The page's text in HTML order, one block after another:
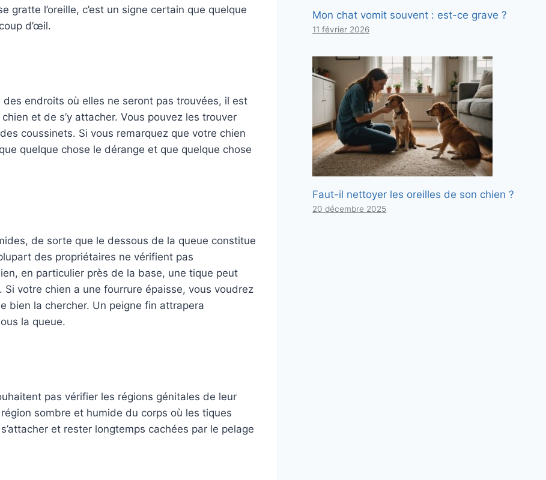
gratte l’oreille, c’est un signe certain que quelque
d’œil.
endroits où elles ne seront pas trouvées, il est
et de s’y attacher. Vous pouvez les trouver
coussinets. Si vous remarquez que votre chien
quelque chose le dérange et que quelque chose
de sorte que le dessous de la queue constitue
des propriétaires ne vérifient pas
en particulier près de la base, une tique peut
votre chien a une fourrure épaisse, vous voudrez
bien la chercher. Un peigne fin attrapera
la queue.
pas vérifier les régions génitales de leur
sombre et humide du corps où les tiques
et rester longtemps cachées par le pelage
Mon chat vomit souvent : est-ce grave ?
11 février 2026
Faut-il nettoyer les oreilles de son chien ?
20 décembre 2025